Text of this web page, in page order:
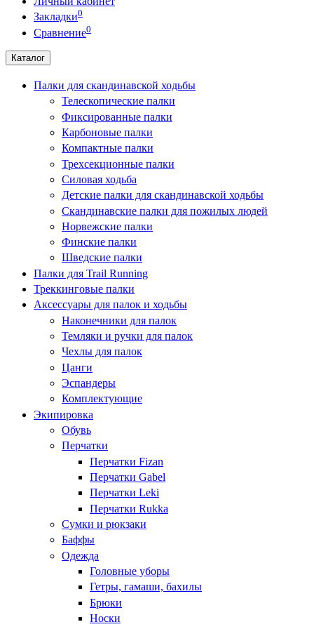
Закладки0
Сравнение0
Каталог
Палки для скандинавской ходьбы
Телескопические палки
Фиксированные палки
Карбоновые палки
Компактные палки
Трехсекционные палки
Силовая ходьба
Детские палки для скандинавской ходьбы
Скандинавские палки для пожилых людей
Норвежские палки
Финские палки
Шведские палки
Палки для Trail Running
Треккинговые палки
Аксессуары для палок и ходьбы
Наконечники для палок
Темляки и ручки для палок
Чехлы для палок
Цанги
Эспандеры
Комплектующие
Экипировка
Обувь
Перчатки
Перчатки Fizan
Перчатки Gabel
Перчатки Leki
Перчатки Rukka
Сумки и рюкзаки
Баффы
Одежда
Головные уборы
Гетры, гамаши, бахилы
Брюки
Носки